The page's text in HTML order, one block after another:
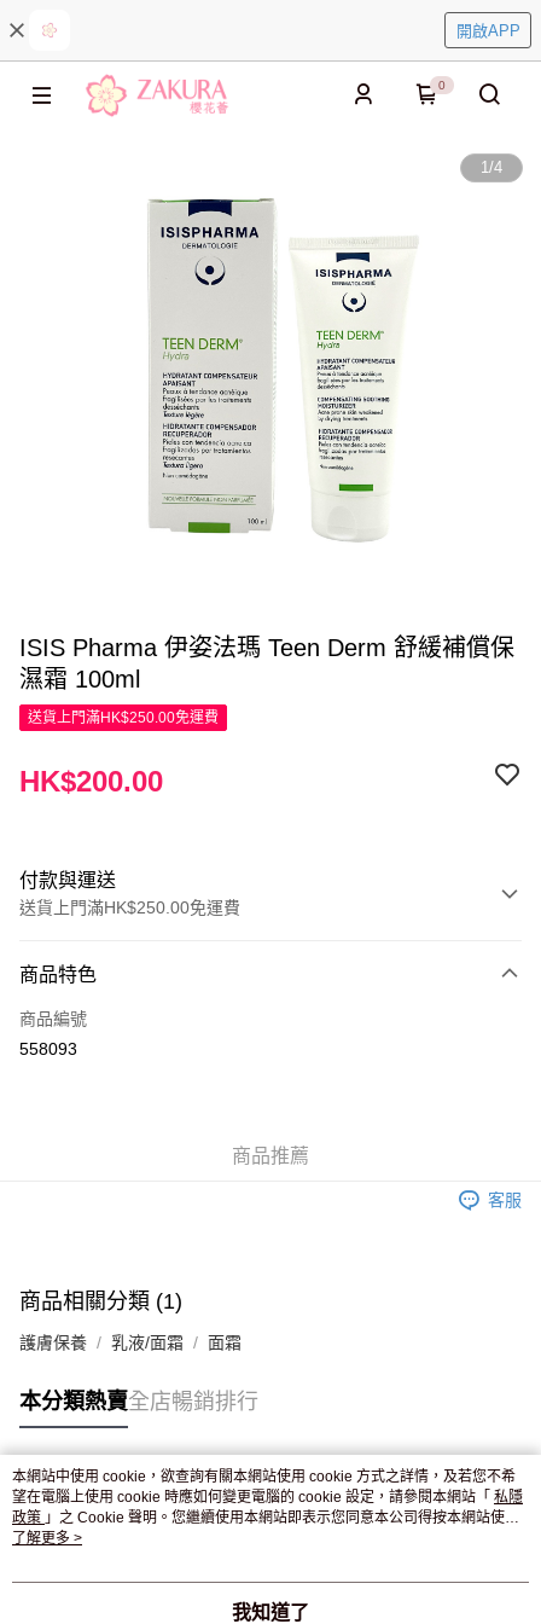
開啟APP
0
1/4
ISIS Pharma 伊姿法瑪 Teen Derm 舒緩補償保
濕霜 100ml
送貨上門滿HK$250.00免運費
HK$200.00
付款與運送
送貨上門滿HK$250.00免運費
信用卡
Apple Pay
付款後門市自取，訂單確認後2-4個工作天到店，7天內取。逾期後
商品特色
商品編號
558093
商品推薦
客服
商品相關分類 (1)
護膚保養 乳液/面霜 面霜
本分類熱賣全店暢銷排行
熱門標籤
熱銷排行
本網站中使用 cookie，欲查詢有關本網站使用 cookie 方式之詳情，及若您不希
望在電腦上使用 cookie 時應如何變更電腦的 cookie 設定，請參閱本網站「 私隱
政策 」之 Cookie 聲明。您繼續使用本網站即表示您同意本公司得按本網站使用
條款之 Cookie 聲明使用 cookie。
了解更多 >
我知道了